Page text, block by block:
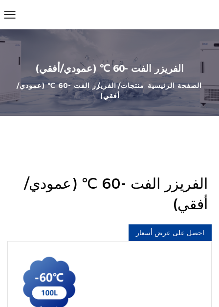
الفريزر الفت -60 ℃ (عمودي/أفقي)
الصفحة الرئيسية منتجات
الفريزر الفت -60 ℃ (عمودي/
أفقي)
الفريزر الفت -60 ℃ (عمودي/
أفقي)
احصل على عرض أسعار